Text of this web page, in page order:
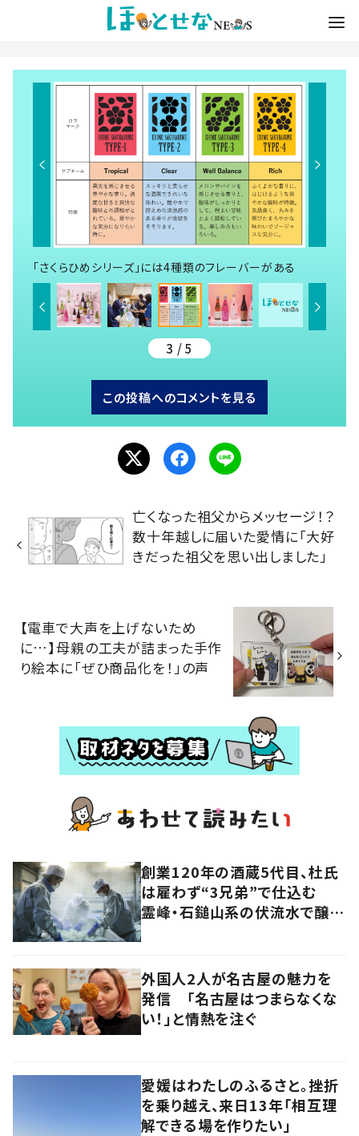
「さくらひめシリーズ」には4種類のフレーバーがある
3 / 5
この投稿へのコメントを見る
亡くなった祖父からメッセージ！？
数十年越しに届いた愛情に「大好
きだった祖父を思い出しました」
【電車で大声を上げないため
に…】母親の工夫が詰まった手作
り絵本に「ぜひ商品化を！」の声
創業120年の酒蔵5代目、杜氏
は雇わず“3兄弟”で仕込む
霊峰・石鎚山系の伏流水で醸
外国人2人が名古屋の魅力を
発信 「名古屋はつまらなくな
い！」と情熱を注ぐ
愛媛はわたしのふるさと。挫折
を乗り越え、来日13年「相互理
解できる場を作りたい」